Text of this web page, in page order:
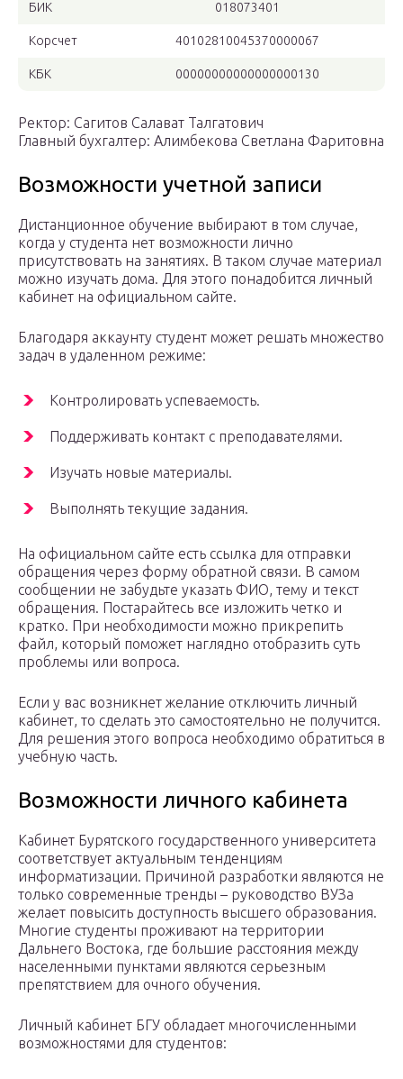
БИК 018073401
Корсчет 40102810045370000067
КБК 00000000000000000130
Ректор: Сагитов Салават Талгатович
Главный бухгалтер: Алимбекова Светлана Фаритовна
Возможности учетной записи
Дистанционное обучение выбирают в том случае,
когда у студента нет возможности лично
присутствовать на занятиях. В таком случае материал
можно изучать дома. Для этого понадобится личный
кабинет на официальном сайте.
Благодаря аккаунту студент может решать множество
задач в удаленном режиме:
Контролировать успеваемость.
Поддерживать контакт с преподавателями.
Изучать новые материалы.
Выполнять текущие задания.
На официальном сайте есть ссылка для отправки
обращения через форму обратной связи. В самом
сообщении не забудьте указать ФИО, тему и текст
обращения. Постарайтесь все изложить четко и
кратко. При необходимости можно прикрепить
файл, который поможет наглядно отобразить суть
проблемы или вопроса.
Если у вас возникнет желание отключить личный
кабинет, то сделать это самостоятельно не получится.
Для решения этого вопроса необходимо обратиться в
учебную часть.
Возможности личного кабинета
Кабинет Бурятского государственного университета
соответствует актуальным тенденциям
информатизации. Причиной разработки являются не
только современные тренды – руководство ВУЗа
желает повысить доступность высшего образования.
Многие студенты проживают на территории
Дальнего Востока, где большие расстояния между
населенными пунктами являются серьезным
препятствием для очного обучения.
Личный кабинет БГУ обладает многочисленными
возможностями для студентов: